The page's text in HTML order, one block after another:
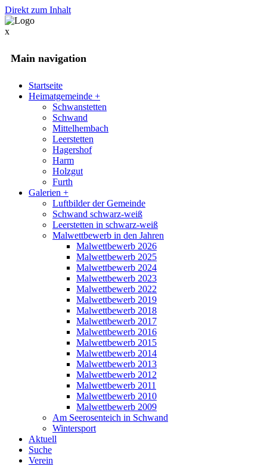
Direkt zum Inhalt
x
Main navigation
Startseite
Heimatgemeinde +
Schwanstetten
Schwand
Mittelhembach
Leerstetten
Hagershof
Harm
Holzgut
Furth
Galerien +
Luftbilder der Gemeinde
Schwand schwarz-weiß
Leerstetten in schwarz-weiß
Malwettbewerb in den Jahren
Malwettbewerb 2026
Malwettbewerb 2025
Malwettbewerb 2024
Malwettbewerb 2023
Malwettbewerb 2022
Malwettbewerb 2019
Malwettbewerb 2018
Malwettbewerb 2017
Malwettbewerb 2016
Malwettbewerb 2015
Malwettbewerb 2014
Malwettbewerb 2013
Malwettbewerb 2012
Malwettbewerb 2011
Malwettbewerb 2010
Malwettbewerb 2009
Am Seerosenteich in Schwand
Wintersport
Aktuell
Suche
Verein